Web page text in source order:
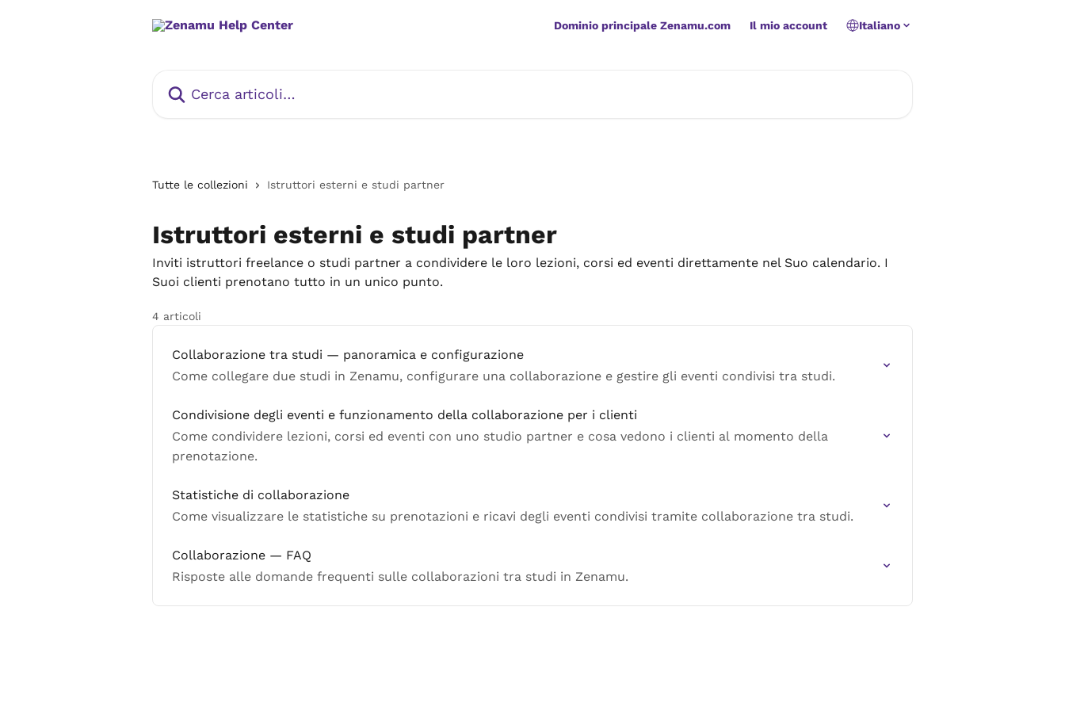
Dominio principale Zenamu.com Il mio account Italiano
Tutte le collezioni Istruttori esterni e studi partner
Istruttori esterni e studi partner
Inviti istruttori freelance o studi partner a condividere le loro lezioni, corsi ed eventi direttamente nel Suo calendario. I
Suoi clienti prenotano tutto in un unico punto.
4 articoli
Collaborazione tra studi — panoramica e configurazione
Come collegare due studi in Zenamu, configurare una collaborazione e gestire gli eventi condivisi tra studi.
Condivisione degli eventi e funzionamento della collaborazione per i clienti
Come condividere lezioni, corsi ed eventi con uno studio partner e cosa vedono i clienti al momento della
prenotazione.
Statistiche di collaborazione
Come visualizzare le statistiche su prenotazioni e ricavi degli eventi condivisi tramite collaborazione tra studi.
Collaborazione — FAQ
Risposte alle domande frequenti sulle collaborazioni tra studi in Zenamu.